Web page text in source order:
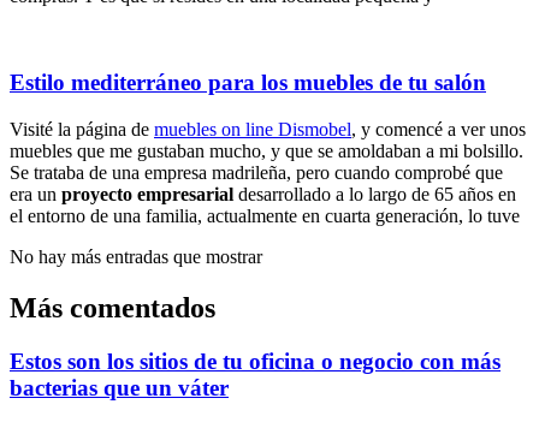
Estilo mediterráneo para los muebles de tu salón
Visité la página de muebles on line Dismobel, y comencé a ver unos
muebles que me gustaban mucho, y que se amoldaban a mi bolsillo.
Se trataba de una empresa madrileña, pero cuando comprobé que
era un proyecto empresarial desarrollado a lo largo de 65 años en
el entorno de una familia, actualmente en cuarta generación, lo tuve
No hay más entradas que mostrar
Más comentados
Estos son los sitios de tu oficina o negocio con más
bacterias que un váter